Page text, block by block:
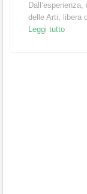
delle Arti, libera
Leggi tutto